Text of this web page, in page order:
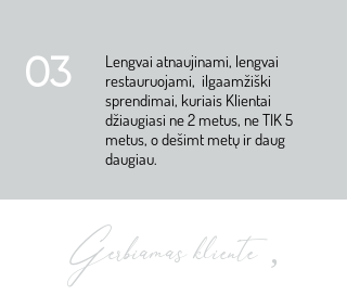
03
Lengvai atnaujinami, lengvai
restauruojami, ilgaamžiški
sprendimai, kuriais Klientai
džiaugiasi ne 2 metus, ne TIK 5
metus, o dešimt metų ir daug
daugiau.
,
Gerbiamas kliente